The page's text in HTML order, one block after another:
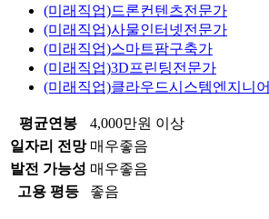
(미래직업)드론컨텐츠전문가
(미래직업)사물인터넷전문가
(미래직업)스마트팜구축가
(미래직업)3D프린팅전문가
(미래직업)클라우드시스템엔지니어
평균연봉
4,000만원 이상
일자리 전망 매우좋음
발전 가능성 매우좋음
고용 평등
좋음